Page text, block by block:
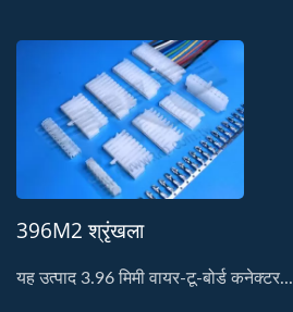
396M2 श्रृंखला
यह उत्पाद 3.96 मिमी वायर-टू-बोर्ड कनेक्टर...